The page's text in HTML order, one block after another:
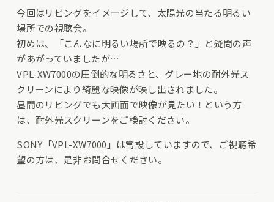
今回はリビングをイメージして、太陽光の当たる明るい
場所での視聴会。
初めは、「こんなに明るい場所で映るの？」と疑問の声
があがっていましたが…
VPL-XW7000の圧倒的な明るさと、グレー地の耐外光ス
クリーンにより綺麗な映像が映し出されました。
昼間のリビングでも大画面で映像が見たい！という方
は、耐外光スクリーンをご検討ください。
SONY「VPL-XW7000」は常設していますので、ご視聴希
望の方は、是非お問合せください。